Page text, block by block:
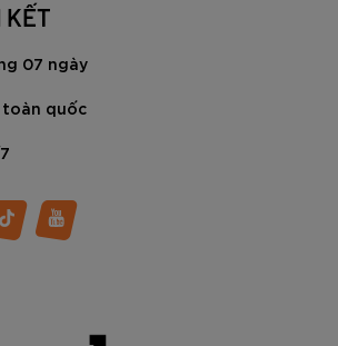
KẾT
07 ngày
toàn quốc